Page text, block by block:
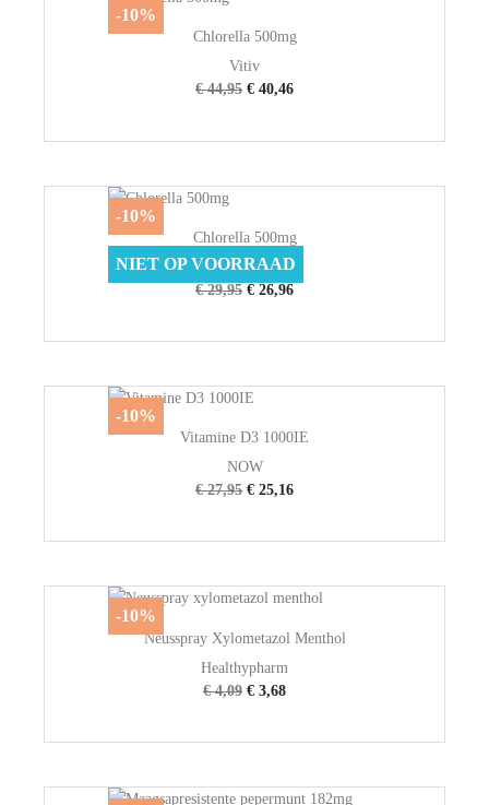
Chlorella 500mg
Vitiv
€ 44,95 € 40,46
-10%
Chlorella 500mg
Vitiv
€ 29,95 € 26,96
-10%
NIET OP VOORRAAD
Vitamine D3 1000IE
NOW
€ 27,95 € 25,16
-10%
Neusspray Xylometazol Menthol
Healthypharm
€ 4,09 € 3,68
-10%